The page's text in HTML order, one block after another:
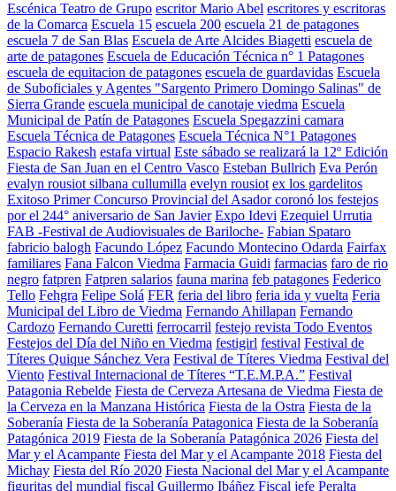
Escénica Teatro de Grupo escritor Mario Abel escritores y escritoras
de la Comarca Escuela 15 escuela 200 escuela 21 de patagones
escuela 7 de San Blas Escuela de Arte Alcides Biagetti escuela de
arte de patagones Escuela de Educación Técnica n° 1 Patagones
escuela de equitacion de patagones escuela de guardavidas Escuela
de Suboficiales y Agentes "Sargento Primero Domingo Salinas" de
Sierra Grande escuela municipal de canotaje viedma Escuela
Municipal de Patín de Patagones Escuela Spegazzini camara
Escuela Técnica de Patagones Escuela Técnica N°1 Patagones
Espacio Rakesh estafa virtual Este sábado se realizará la 12º Edición
Fiesta de San Juan en el Centro Vasco Esteban Bullrich Eva Perón
evalyn rousiot silbana cullumilla evelyn rousiot ex los gardelitos
Exitoso Primer Concurso Provincial del Asador coronó los festejos
por el 244° aniversario de San Javier Expo Idevi Ezequiel Urrutia
FAB -Festival de Audiovisuales de Bariloche- Fabian Spataro
fabricio balogh Facundo López Facundo Montecino Odarda Fairfax
familiares Fana Falcon Viedma Farmacia Guidi farmacias faro de rio
negro fatpren Fatpren salarios fauna marina feb patagones Federico
Tello Fehgra Felipe Solá FER feria del libro feria ida y vuelta Feria
Municipal del Libro de Viedma Fernando Ahillapan Fernando
Cardozo Fernando Curetti ferrocarril festejo revista Todo Eventos
Festejos del Día del Niño en Viedma festigirl festival Festival de
Títeres Quique Sánchez Vera Festival de Títeres Viedma Festival del
Viento Festival Internacional de Títeres “T.E.M.P.A.” Festival
Patagonia Rebelde Fiesta de Cerveza Artesana de Viedma Fiesta de
la Cerveza en la Manzana Histórica Fiesta de la Ostra Fiesta de la
Soberanía Fiesta de la Soberanía Patagonica Fiesta de la Soberanía
Patagónica 2019 Fiesta de la Soberanía Patagónica 2026 Fiesta del
Mar y el Acampante Fiesta del Mar y el Acampante 2018 Fiesta del
Michay Fiesta del Río 2020 Fiesta Nacional del Mar y el Acampante
figuritas del mundial fiscal Guillermo Ibáñez Fiscal jefe Peralta